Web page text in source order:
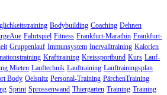
Bodybuilding Coaching Dehnen
Fahrtspiel Fitness Frankfurt-Marathin Frankfurt-
Gruppenlauf Immunsystem Inervalltraining Kalorien
Krafttraining Kreissportbund Kurs Lauf-
Mieten Lauftechnik Lauftraining Lauftrainingsplan
Body Oelsnitz Personal-Training PärchenTraining
Sprint Sprossenwand Thiergarten Training Training